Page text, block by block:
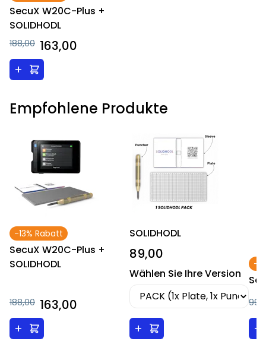
SecuX W20C-Plus +
SOLIDHODL
188,00 163,00
+
Empfohlene Produkte
-13% Rabatt
SecuX W20C-Plus +
SOLIDHODL
188,00 163,00
+
SOLIDHODL
89,00
Wählen Sie Ihre Version
+
-
+